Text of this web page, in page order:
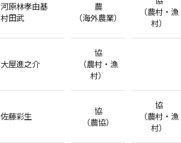
河原林孝由基
村田武
農
（海外農業）
（農村・漁
村）
大屋進之介
協
（農村・漁
村）
佐藤彩生
協
（農協）
協
（農村・漁
村）